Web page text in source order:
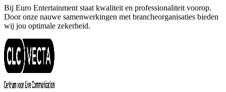
Bij Euro Entertainment staat kwaliteit en professionaliteit voorop.
Door onze nauwe samenwerkingen met brancheorganisaties bieden
wij jou optimale zekerheid.